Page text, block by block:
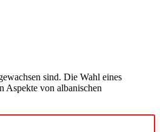
sind. Die Wahl eines
Aspekte von albanischen